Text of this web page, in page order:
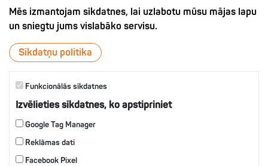
ХРУСТЯЩИЙ КАРТОФЕЛЬ СО
ВКУСОМ УКРОПА
Mēs izmantojam sīkdatnes, lai uzlabotu mūsu mājas lapu
un sniegtu jums vislabāko servisu.
Sīkdatņu politika
Funkcionālās sīkdatnes
Izvēlieties sīkdatnes, ko apstipriniet
Google Tag Manager
Reklāmas dati
Facebook Pixel